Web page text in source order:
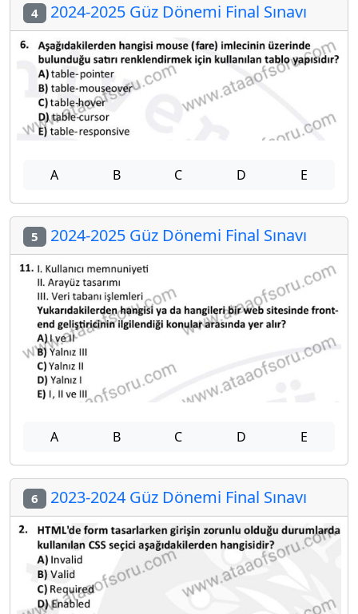
4 2024-2025 Güz Dönemi Final Sınavı
A B C D E
5 2024-2025 Güz Dönemi Final Sınavı
A B C D E
6 2023-2024 Güz Dönemi Final Sınavı